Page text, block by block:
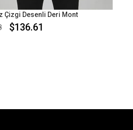
Çizgi Desenli Deri Mont
$136.61